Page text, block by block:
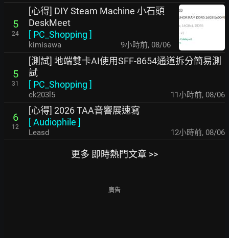
5
24
[心得] DIY Steam Machine 小石頭
DeskMeet
[ PC_Shopping ]
kimisawa 9小時前, 08/06
5
31
[測試] 地端雙卡AI使用SFF-8654通道拆分簡易測
試
[ PC_Shopping ]
ck203l5 11小時前, 08/06
6
12
[心得] 2026 TAA音響展速寫
[Audiophile ]
Leasd 12小時前, 08/06
更多 即時熱門文章 >>
廣告